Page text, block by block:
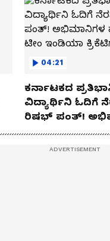
04:21
ಕರ್ನಾಟಕದ
ವಿದ್ಯಾರ್ಥಿನಿ ಓದಿಗೆ
ರಿಷಭ್ ಪಂತ್!